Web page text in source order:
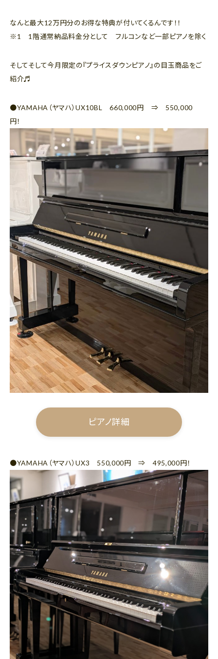
なんと最大12万円分のお得な特典が付いてくるんです！！
※1 1階通常納品料金分として フルコンなど一部ピアノを除く
そしてそして今月限定の『プライスダウンピアノ』の目玉商品をご
紹介♬
●YAMAHA（ヤマハ）UX10BL 660,000円 ⇒ 550,000
円！
ピアノ詳細
●YAMAHA（ヤマハ）UX3 550,000円 ⇒ 495,000円！